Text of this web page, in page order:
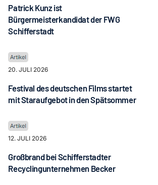
Patrick Kunz ist
Bürgermeisterkandidat der FWG
Schifferstadt
20. JULI 2026
Festival des deutschen Films startet
mit Staraufgebot in den Spätsommer
12. JULI 2026
Großbrand bei Schifferstadter
Recyclingunternehmen Becker